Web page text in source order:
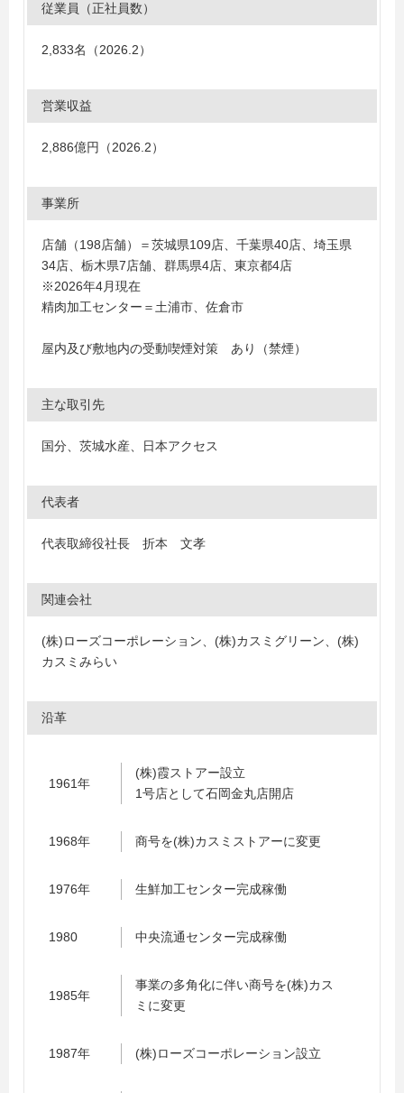
従業員（正社員数）
2,833名（2026.2）
営業収益
2,886億円（2026.2）
事業所
店舗（198店舗）＝茨城県109店、千葉県40店、埼玉県
34店、栃木県7店舗、群馬県4店、東京都4店
※2026年4月現在
精肉加工センター＝土浦市、佐倉市
屋内及び敷地内の受動喫煙対策 あり（禁煙）
主な取引先
国分、茨城水産、日本アクセス
代表者
代表取締役社長 折本 文孝
関連会社
(株)ローズコーポレーション、(株)カスミグリーン、(株)
カスミみらい
沿革
1961年
(株)霞ストアー設立
1号店として石岡金丸店開店
1968年 商号を(株)カスミストアーに変更
1976年 生鮮加工センター完成稼働
1980 中央流通センター完成稼働
1985年
事業の多角化に伴い商号を(株)カス
ミに変更
1987年 (株)ローズコーポレーション設立